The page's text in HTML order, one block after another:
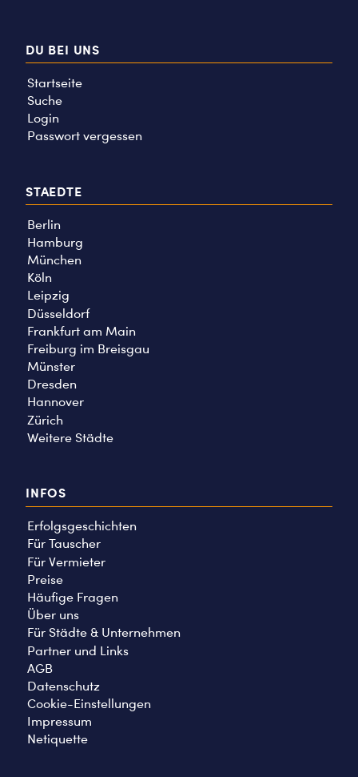
DU BEI UNS
Startseite
Suche
Login
Passwort vergessen
STAEDTE
Berlin
Hamburg
München
Köln
Leipzig
Düsseldorf
Frankfurt am Main
Freiburg im Breisgau
Münster
Dresden
Hannover
Zürich
Weitere Städte
INFOS
Erfolgsgeschichten
Für Tauscher
Für Vermieter
Preise
Häufige Fragen
Über uns
Für Städte & Unternehmen
Partner und Links
AGB
Datenschutz
Cookie-Einstellungen
Impressum
Netiquette